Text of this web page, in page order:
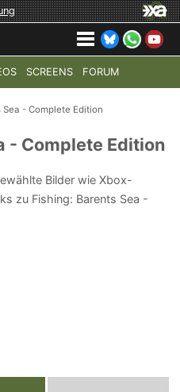
SCREENS FORUM
WARFARE 4 HALO:
Sea - Complete Edition
- Complete Edition
Bilder wie Xbox-
zu Fishing: Barents Sea -